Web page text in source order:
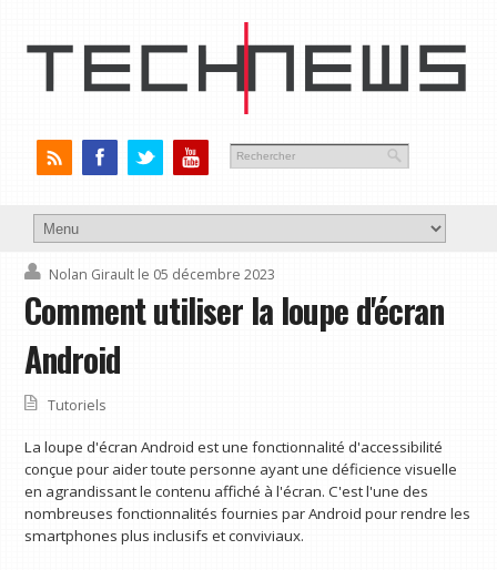
Nolan Girault le 05 décembre 2023
Comment utiliser la loupe d'écran
Android
Tutoriels
La loupe d'écran Android est une fonctionnalité d'accessibilité
conçue pour aider toute personne ayant une déficience visuelle
en agrandissant le contenu affiché à l'écran. C'est l'une des
nombreuses fonctionnalités fournies par Android pour rendre les
smartphones plus inclusifs et conviviaux.